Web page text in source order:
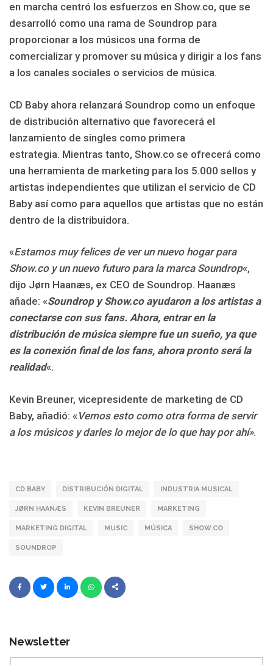
en marcha centró los esfuerzos en Show.co, que se
desarrolló como una rama de Soundrop para
proporcionar a los músicos una forma de
comercializar y promover su música y dirigir a los fans
a los canales sociales o servicios de música.
CD Baby ahora relanzará Soundrop como un enfoque
de distribución alternativo que favorecerá el
lanzamiento de singles como primera
estrategia. Mientras tanto, Show.co se ofrecerá como
una herramienta de marketing para los 5.000 sellos y
artistas independientes que utilizan el servicio de CD
Baby así como para aquellos que artistas que no están
dentro de la distribuidora.
«Estamos muy felices de ver un nuevo hogar para
Show.co y un nuevo futuro para la marca Soundrop«,
dijo Jørn Haanæs, ex CEO de Soundrop. Haanæs
añade: «Soundrop y Show.co ayudaron a los artistas a
conectarse con sus fans. Ahora, entrar en la
distribución de música siempre fue un sueño, ya que
es la conexión final de los fans, ahora pronto será la
realidad«.
Kevin Breuner, vicepresidente de marketing de CD
Baby, añadió: «Vemos esto como otra forma de servir
a los músicos y darles lo mejor de lo que hay por ahí».
CD BABY DISTRIBUCIÓN DIGITAL INDUSTRIA MUSICAL
JØRN HAANÆS KEVIN BREUNER MARKETING
MARKETING DIGITAL MUSIC MÚSICA SHOW.CO
SOUNDROP
Newsletter